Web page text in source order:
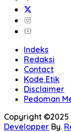
Indeks
Redaksi
Contact
Kode Etik
Disclaimer
Pedoman
Copyright ©2025
Developper By.